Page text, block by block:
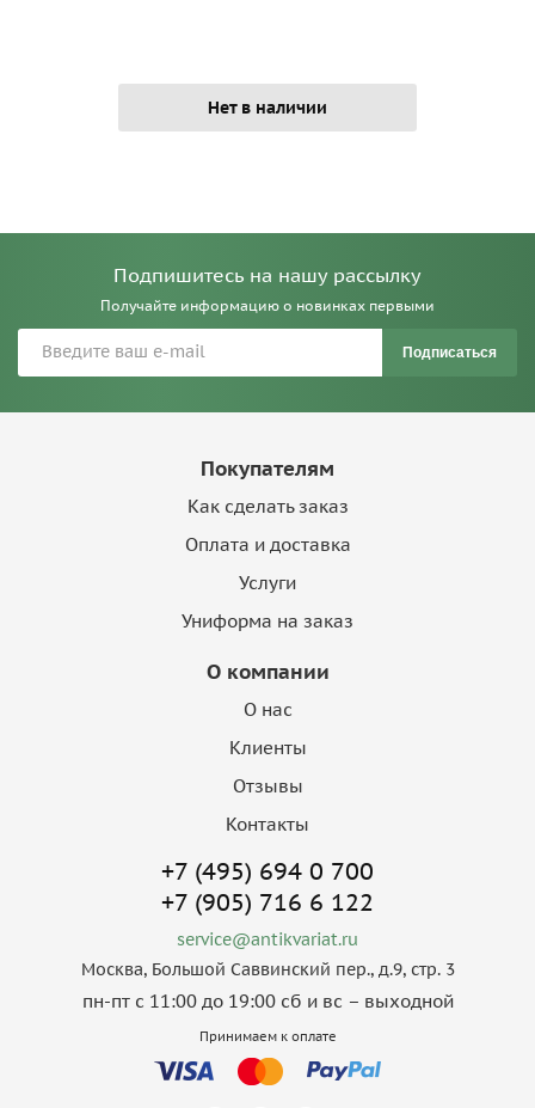
Нет в наличии
Подпишитесь на нашу рассылку
Получайте информацию о новинках первыми
Подписаться
Покупателям
Как сделать заказ
Оплата и доставка
Услуги
Униформа на заказ
О компании
О нас
Клиенты
Отзывы
Контакты
+7 (495) 694 0 700
+7 (905) 716 6 122
service@antikvariat.ru
Москва, Большой Саввинский пер., д.9, стр. 3
пн-пт с 11:00 до 19:00 сб и вс – выходной
Принимаем к оплате